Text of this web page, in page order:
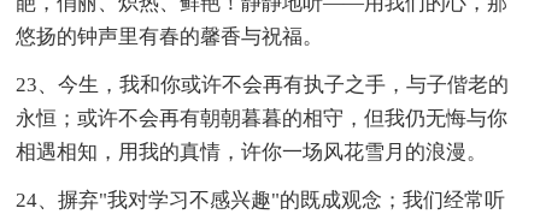
悠扬的钟声里有春的馨香与祝福。
23、今生，我和你或许不会再有执子之手，与子偕老的
永恒；或许不会再有朝朝暮暮的相守，但我仍无悔与你
相遇相知，用我的真情，许你一场风花雪月的浪漫。
24、摒弃"我对学习不感兴趣"的既成观念；我们经常听